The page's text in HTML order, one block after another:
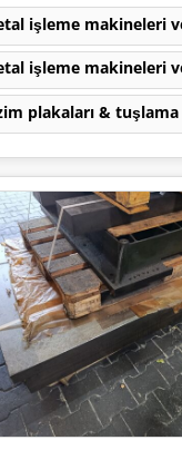
işleme makineleri
işleme makineleri
plakaları & tuşlama